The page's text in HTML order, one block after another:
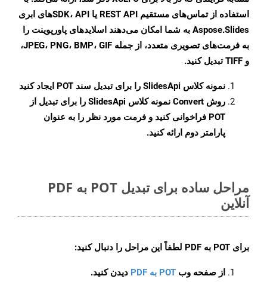
استفاده از تماس‌های مستقیم REST API یا SDK، APIهای ابری
Aspose.Slides به شما امکان می‌دهند اسلایدهای پاورپوینت را
به فرمت‌های تصویری متعدد، از جمله JPEG، PNG، BMP، GIF،
و TIFF تبدیل کنید.
نمونه کلاس SlidesApi را برای تبدیل سند POT ایجاد کنید
روش Convert
نمونه کلاس SlidesApi را برای تبدیل از
POT فراخوانی کنید و فرمت مورد نظر را به عنوان
پارامتر دوم ارائه کنید.
مراحل ساده برای تبدیل POT به PDF
آنلاین
برای POT به PDF لطفاً این مراحل را دنبال کنید:
از صفحه وب POT به PDF
دیدن کنید.